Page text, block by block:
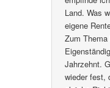
Land. Was
eigene
Zum
Jahrzehnt.
wieder fest,